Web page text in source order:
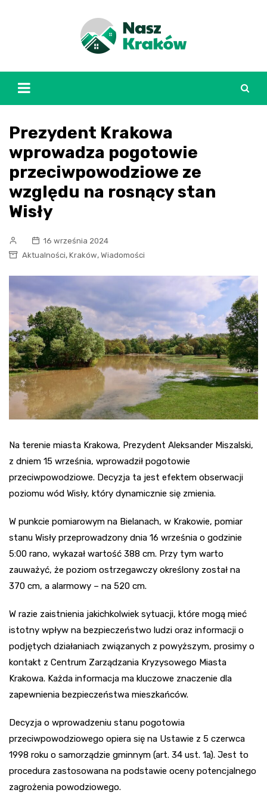
Prezydent Krakowa
wprowadza pogotowie
przeciwpowodziowe ze
względu na rosnący stan
Wisły
16 września 2024
Aktualności, Kraków, Wiadomości
Na terenie miasta Krakowa, Prezydent Aleksander Miszalski,
z dniem 15 września, wprowadził pogotowie
przeciwpowodziowe. Decyzja ta jest efektem obserwacji
poziomu wód Wisły, który dynamicznie się zmienia.
W punkcie pomiarowym na Bielanach, w Krakowie, pomiar
stanu Wisły przeprowadzony dnia 16 września o godzinie
5:00 rano, wykazał wartość 388 cm. Przy tym warto
zauważyć, że poziom ostrzegawczy określony został na
370 cm, a alarmowy – na 520 cm.
W razie zaistnienia jakichkolwiek sytuacji, które mogą mieć
istotny wpływ na bezpieczeństwo ludzi oraz informacji o
podjętych działaniach związanych z powyższym, prosimy o
kontakt z Centrum Zarządzania Kryzysowego Miasta
Krakowa. Każda informacja ma kluczowe znaczenie dla
zapewnienia bezpieczeństwa mieszkańców.
Decyzja o wprowadzeniu stanu pogotowia
przeciwpowodziowego opiera się na Ustawie z 5 czerwca
1998 roku o samorządzie gminnym (art. 34 ust. 1a). Jest to
procedura zastosowana na podstawie oceny potencjalnego
zagrożenia powodziowego.